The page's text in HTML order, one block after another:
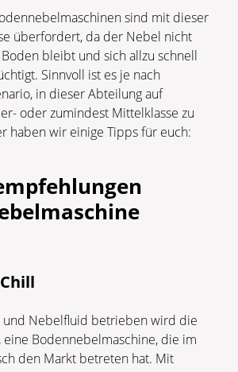
sind mit dieser
überfordert, da der Nebel nicht
bleibt und sich allzu schnell
Sinnvoll ist es je nach
in dieser Abteilung auf
oder zumindest Mittelklasse zu
haben wir einige Tipps für euch:
und Nebelfluid betrieben wird die
eine Bodennebelmaschine, die im
den Markt betreten hat. Mit